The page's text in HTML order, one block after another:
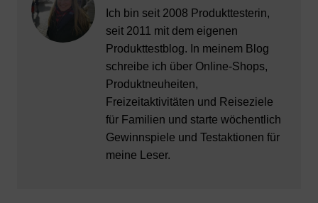
Ich bin seit 2008 Produkttesterin,
seit 2011 mit dem eigenen
Produkttestblog. In meinem Blog
schreibe ich über Online-Shops,
Produktneuheiten,
Freizeitaktivitäten und Reiseziele
für Familien und starte wöchentlich
Gewinnspiele und Testaktionen für
meine Leser.